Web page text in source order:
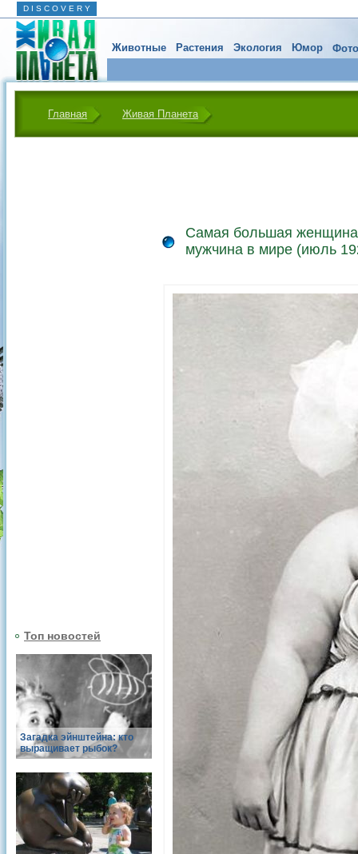
D I S C O V E R Y
Животные Растения Экология Юмор
Главная Живая Планета
Топ новостей
Загадка эйнштейна: кто
выращивает рыбок?
Самая большая
мужчина в мире (июль